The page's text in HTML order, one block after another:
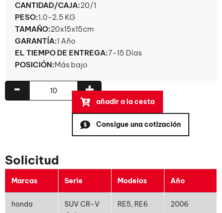
CANTIDAD/CAJA:20/1
PESO:1.0-2.5 KG
TAMAÑO:20x15x15cm
GARANTÍA:1 Año
EL TIEMPO DE ENTREGA:7-15 Días
POSICIÓN:Más bajo
+
-
añadir a la cesta
Consigue una cotización
Solicitud
Marcas Serie Modelos Año
honda
SUV CR-V
RE5, RE6 2006